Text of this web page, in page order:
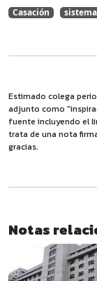
Casación
Estimado colega
adjunto como
fuente incluyendo el
trata de una nota
gracias.
Notas